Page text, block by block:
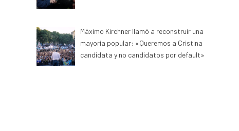
Máximo Kirchner llamó a reconstruir una
mayoría popular: «Queremos a Cristina
candidata y no candidatos por default»